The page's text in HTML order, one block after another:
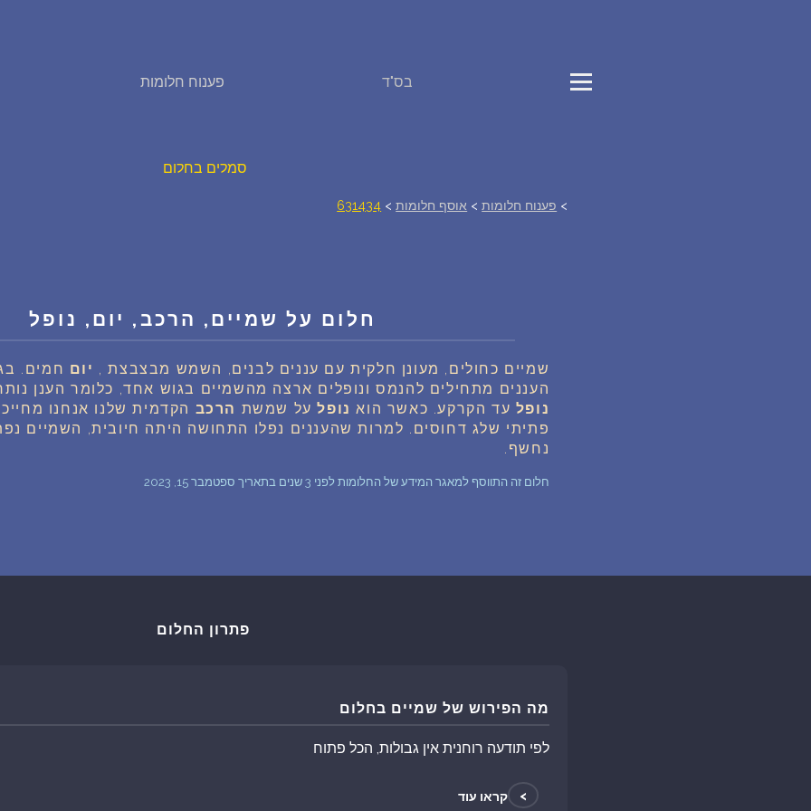
פענוח חלומות בס"ד
סמלים בחלום
חלומות נפוצים
רכישת אוצר החלומות$
שאלות נפוצות
פענוח חלום אנושי
הסכם שימוש
> פענוח חלומות > אוסף חלומות >
631434
חלום על שמיים, הרכב, יום, נופל
שמיים כחולים, מעונן חלקית עם עננים לבנים, השמש מבצבצת , יום חמים.
העננים מתחילים להנמס ונופלים ארצה מהשמיים בגוש אחד, כלומר הענן
נופל עד הקרקע. כאשר הוא נופלעל שמשת הרכב הקדמית שלנו אנחנו
פתיתי שלג דחוסים. למרות שהעננים נפלו התחושה היתה חיובית, השמיים
נחשף.
חלום זה התווסף למאגר המידע של החלומות לפני 3 שנים בתאריך ספטמבר 15, 2023
פתרון החלום
מה הפירוש של שמיים בחלום
לפי תודעה רוחנית אין גבולות, הכל פתוח
> קראו עוד